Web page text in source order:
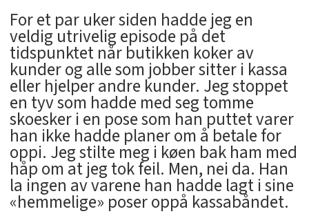
For et par uker siden hadde jeg en
veldig utrivelig episode på det
tidspunktet når butikken koker av
kunder og alle som jobber sitter i kassa
eller hjelper andre kunder. Jeg stoppet
en tyv som hadde med seg tomme
skoesker i en pose som han puttet varer
han ikke hadde planer om å betale for
oppi. Jeg stilte meg i køen bak ham med
håp om at jeg tok feil. Men, nei da. Han
la ingen av varene han hadde lagt i sine
«hemmelige» poser oppå kassabåndet.